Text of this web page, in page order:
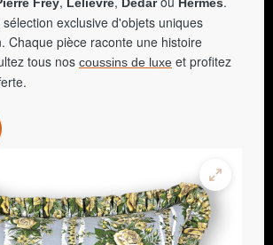
exclusive d'objets uniques
Chaque pièce raconte une histoire
tous nos coussins de luxe et profitez